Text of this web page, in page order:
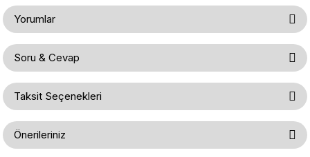
Yorumlar
Bu ürüne ilk yorumu siz yapın!
Yorum Yaz
Soru & Cevap
Ürün hakkında henüz soru sorulmamış.
Soru Sor
Taksit Seçenekleri
Önerileriniz